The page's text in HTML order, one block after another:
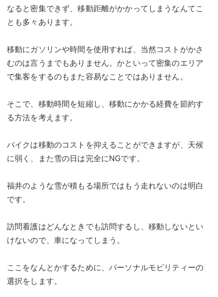
なると密集できず、移動距離がかかってしまうなんてこ
とも多々あります。
移動にガソリンや時間を使用すれば、当然コストがかさ
むのは言うまでもありません。かといって密集のエリア
で集客をするのもまた容易なことではありません。
そこで、移動時間を短縮し、移動にかかる経費を節約す
る方法を考えます。
バイクは移動のコストを抑えることができますが、天候
に弱く、また雪の日は完全にNGです。
福井のような雪が積もる場所ではもう走れないのは明白
です。
訪問看護はどんなときでも訪問するし、移動しないとい
けないので、車になってしまう。
ここをなんとかするために、パーソナルモビリティーの
選択をします。